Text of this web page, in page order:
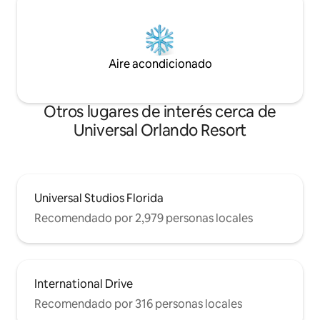
Aire acondicionado
Otros lugares de interés cerca de
Universal Orlando Resort
Universal Studios Florida
Recomendado por 2,979 personas locales
International Drive
Recomendado por 316 personas locales